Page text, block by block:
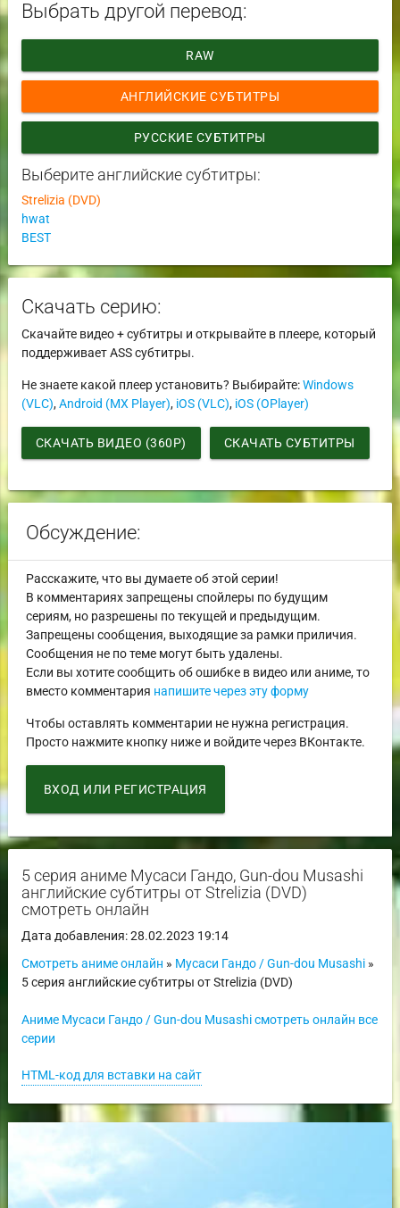
Выбрать другой перевод:
RAW
АНГЛИЙСКИЕ СУБТИТРЫ
РУССКИЕ СУБТИТРЫ
Выберите английские субтитры:
Strelizia (DVD)
hwat
BEST
Скачать серию:
Скачайте видео + субтитры и открывайте в плеере, который
поддерживает ASS субтитры.
Не знаете какой плеер установить? Выбирайте:Windows
(VLC),Android (MX Player), iOS (VLC), iOS (OPlayer)
СКАЧАТЬ ВИДЕО (360P) СКАЧАТЬ СУБТИТРЫ
Обсуждение:
Расскажите, что вы думаете об этой серии!
В комментариях запрещены спойлеры по будущим
сериям, но разрешены по текущей и предыдущим.
Запрещены сообщения, выходящие за рамки приличия.
Сообщения не по теме могут быть удалены.
Если вы хотите сообщить об ошибке в видео или аниме, то
вместо комментария напишите через эту форму
Чтобы оставлять комментарии не нужна регистрация.
Просто нажмите кнопку ниже и войдите через ВКонтакте.
ВХОД ИЛИ РЕГИСТРАЦИЯ
5 серия аниме Мусаси Гандо, Gun-dou Musashi
английские субтитры от Strelizia (DVD)
смотреть онлайн
Дата добавления: 28.02.2023 19:14
Смотреть аниме онлайн » Мусаси Гандо / Gun-dou Musashi»
5 серия английские субтитры от Strelizia (DVD)
Аниме Мусаси Гандо / Gun-dou Musashi смотреть онлайн все
серии
HTML-код для вставки на сайт